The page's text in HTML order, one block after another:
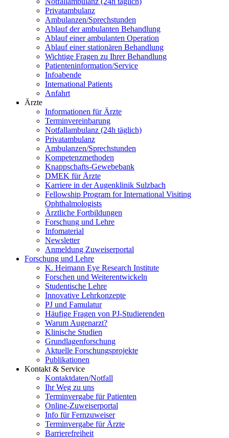
Privatambulanz
Ambulanzen/Sprechstunden
Ablauf der ambulanten Behandlung
Ablauf einer ambulanten Operation
Ablauf einer stationären Behandlung
Wichtige Fragen zu Ihrer Behandlung
Patienteninformation/Service
Infoabende
International Patients
Anfahrt
Ärzte
Informationen für Ärzte
Terminvereinbarung
Notfallambulanz (24h täglich)
Privatambulanz
Ambulanzen/Sprechstunden
Kompetenzmethoden
Knappschafts-Gewebebank
DMEK für Ärzte
Karriere in der Augenklinik Sulzbach
Fellowship Program for International Visiting
Ophthalmologists
Ärztliche Fortbildungen
Forschung und Lehre
Infomaterial
Newsletter
Anmeldung Zuweiserportal
Forschung und Lehre
K. Heimann Eye Research Institute
Forschen und Weiterentwickeln
Studentische Lehre
Innovative Lehrkonzepte
PJ und Famulatur
Häufige Fragen von PJ-Studierenden
Warum Augenarzt?
Klinische Studien
Grundlagenforschung
Aktuelle Forschungsprojekte
Publikationen
Kontakt & Service
Kontaktdaten/Notfall
Ihr Weg zu uns
Terminvergabe für Patienten
Online-Zuweiserportal
Info für Fernzuweiser
Terminvergabe für Ärzte
Barrierefreiheit